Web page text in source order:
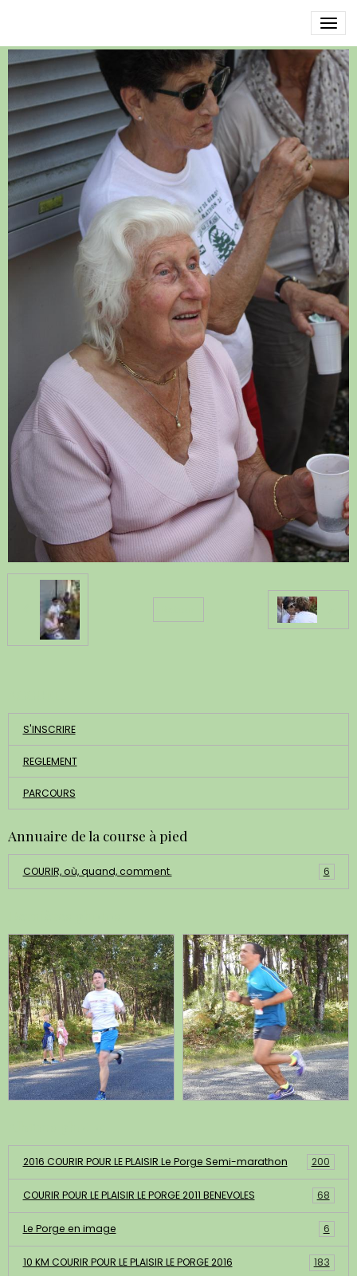
S'INSCRIRE
REGLEMENT
PARCOURS
Annuaire de la course à pied
COURIR, où, quand, comment. 6
2016 COURIR POUR LE PLAISIR Le Porge Semi-marathon 200
COURIR POUR LE PLAISIR LE PORGE 2011 BENEVOLES 68
Le Porge en image 6
10 KM COURIR POUR LE PLAISIR LE PORGE 2016 183